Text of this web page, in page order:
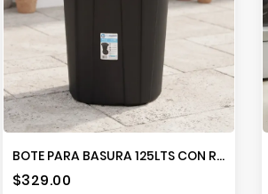
BOTE PARA BASURA 125LTS CON RUEDAS
Precio
$329.00